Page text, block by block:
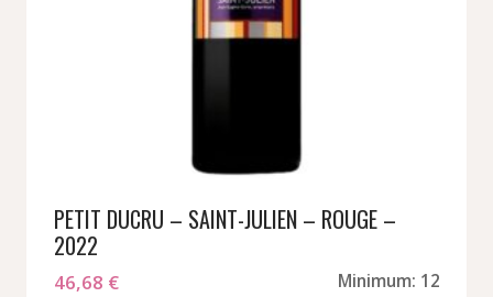
PETIT DUCRU – SAINT-JULIEN – ROUGE –
2022
46,68 € Minimum: 12